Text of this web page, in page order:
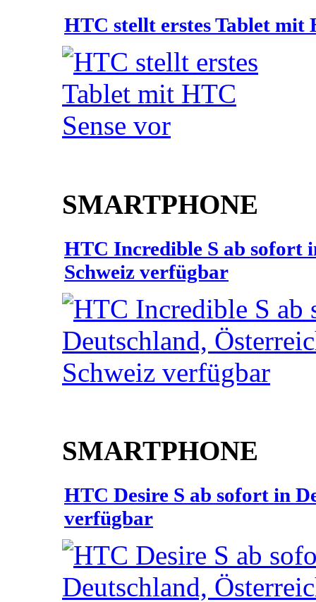
HTC stellt erstes Tablet mit
SMARTPHONE
HTC Incredible S ab sofort
Schweiz verfügbar
SMARTPHONE
HTC Desire S ab sofort in
verfügbar